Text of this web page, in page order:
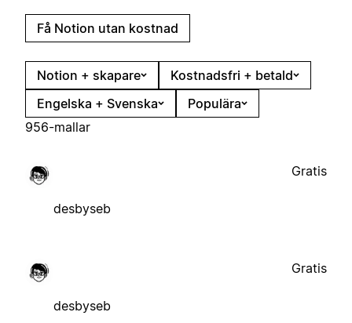
Få Notion utan kostnad
Notion + skapare
Kostnadsfri + betald
Engelska + Svenska
Populära
956-mallar
desbyseb
Gratis
desbyseb
Gratis